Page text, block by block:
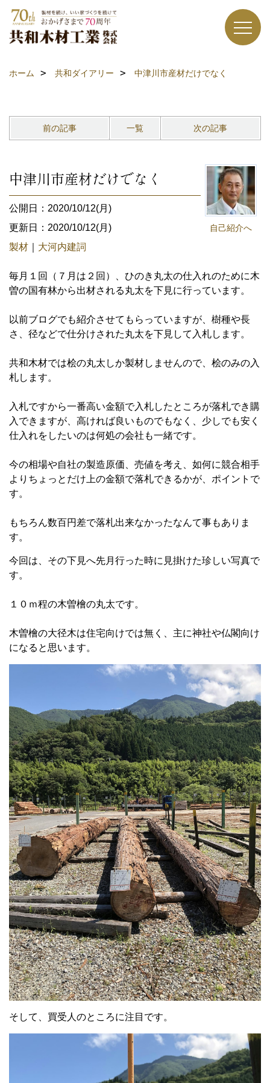
ホーム 共和ダイアリー 中津川市産材だけでなく
前の記事 一覧 次の記事
自己紹介へ
中津川市産材だけでなく
公開日：2020/10/12(月)
更新日：2020/10/12(月)
製材
大河内建詞
毎月１回（７月は２回）、ひのき丸太の仕入れのために木
曽の国有林から出材される丸太を下見に行っています。
以前ブログでも紹介させてもらっていますが、樹種や長
さ、径などで仕分けされた丸太を下見して入札します。
共和木材では桧の丸太しか製材しませんので、桧のみの入
札します。
入札ですから一番高い金額で入札したところが落札でき購
入できますが、高ければ良いものでもなく、少しでも安く
仕入れをしたいのは何処の会社も一緒です。
今の相場や自社の製造原価、売値を考え、如何に競合相手
よりちょっとだけ上の金額で落札できるかが、ポイントで
す。
もちろん数百円差で落札出来なかったなんて事もありま
す。
今回は、その下見へ先月行った時に見掛けた珍しい写真で
す。
１０ｍ程の木曽檜の丸太です。
木曽檜の大径木は住宅向けでは無く、主に神社や仏閣向け
になると思います。
そして、買受人のところに注目です。